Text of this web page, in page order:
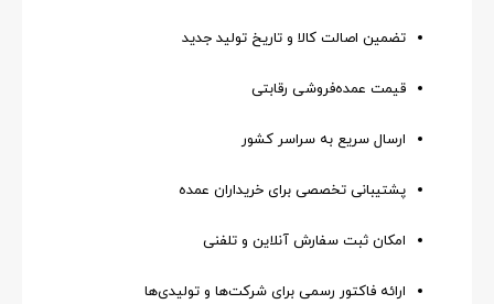
تضمین اصالت کالا و تاریخ تولید جدید
قیمت عمده‌فروشی رقابتی
ارسال سریع به سراسر کشور
پشتیبانی تخصصی برای خریداران عمده
امکان ثبت سفارش آنلاین و تلفنی
ارائه فاکتور رسمی برای شرکت‌ها و تولیدی‌ها